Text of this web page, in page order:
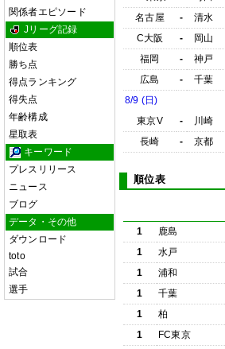
関係者エピソード
Jリーグ記録
順位表
勝ち点
得点ランキング
得失点
年齢構成
星取表
キーワード
プレスリリース
ニュース
ブログ
データ・その他
ダウンロード
toto
試合
選手
名古屋
- 清水
C大阪
- 岡山
福岡
- 神戸
広島
- 千葉
8/9 (日)
東京V
- 川崎
長崎
- 京都
順位表
1 鹿島
1
水戸
1
浦和
1
千葉
1
柏
1
FC東京